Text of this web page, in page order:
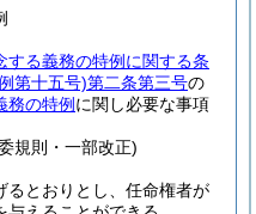
する義務の特例に関する条
第十五号)第二条第三号の
務の特例 に関し必要な事項
規則・一部改正)
るとおりとし、任命権者が